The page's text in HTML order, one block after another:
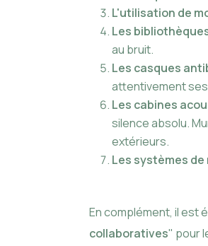
L'utilisation de
Les
au bruit.
Les casques
attentivement
Les cabines
silence absolu.
extérieurs.
Les systèmes
En complément, il est
collaboratives" pour